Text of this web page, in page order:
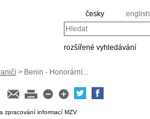
česky english
Hledat
rozšířené vyhledávání
> Benin - Honorární...
zpracování informací MZV